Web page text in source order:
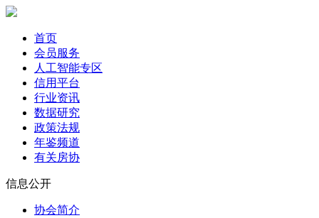
首页
会员服务
人工智能专区
信用平台
行业资讯
数据研究
政策法规
年鉴频道
有关房协
信息公开
协会简介